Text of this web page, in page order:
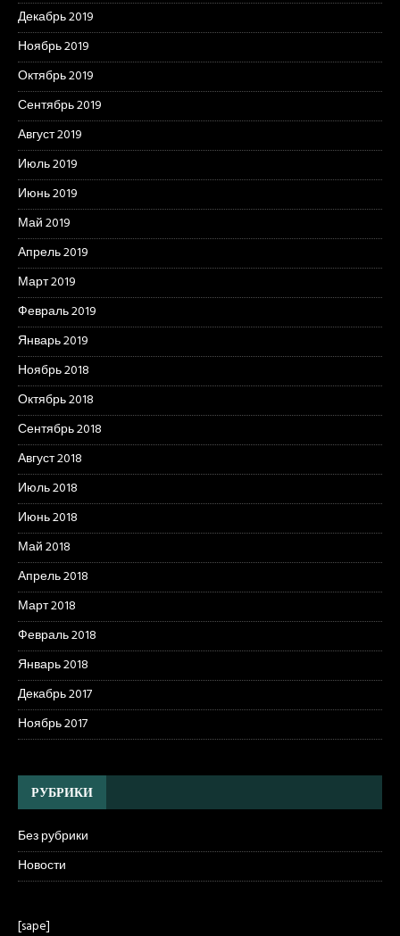
Декабрь 2019
Ноябрь 2019
Октябрь 2019
Сентябрь 2019
Август 2019
Июль 2019
Июнь 2019
Май 2019
Апрель 2019
Март 2019
Февраль 2019
Январь 2019
Ноябрь 2018
Октябрь 2018
Сентябрь 2018
Август 2018
Июль 2018
Июнь 2018
Май 2018
Апрель 2018
Март 2018
Февраль 2018
Январь 2018
Декабрь 2017
Ноябрь 2017
РУБРИКИ
Без рубрики
Новости
[sape]